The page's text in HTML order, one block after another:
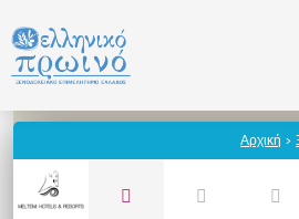
σε
περιεχόμενο
Αρχική >